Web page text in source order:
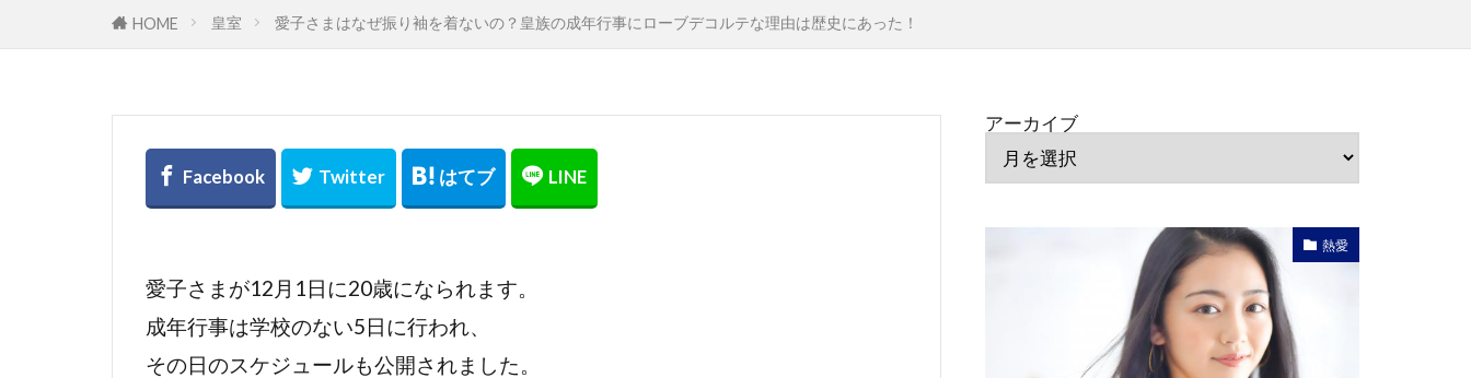
HOME 皇室 愛子さまはなぜ振り袖を着ないの？皇族の成年行事にローブデコルテな理由は歴史にあった！
愛子さまが12月1日に20歳になられます。
成年行事は学校のない5日に行われ、
その日のスケジュールも公開されました。
アーカイブ
熱愛